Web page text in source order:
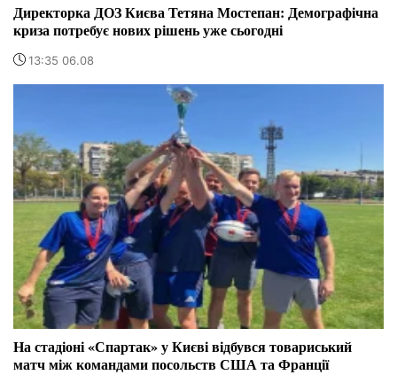
Директорка ДОЗ Києва Тетяна Мостепан: Демографічна
криза потребує нових рішень уже сьогодні
13:35 06.08
На стадіоні «Спартак» у Києві відбувся товариський
матч між командами посольств США та Франції